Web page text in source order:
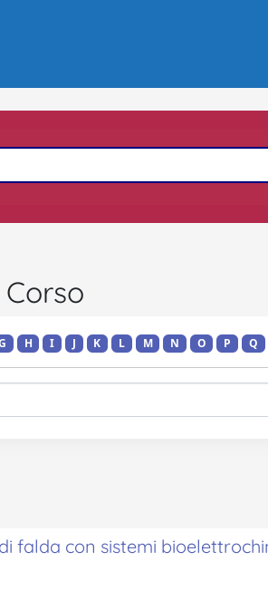
H I J K L M N O P Q
falda con sistemi